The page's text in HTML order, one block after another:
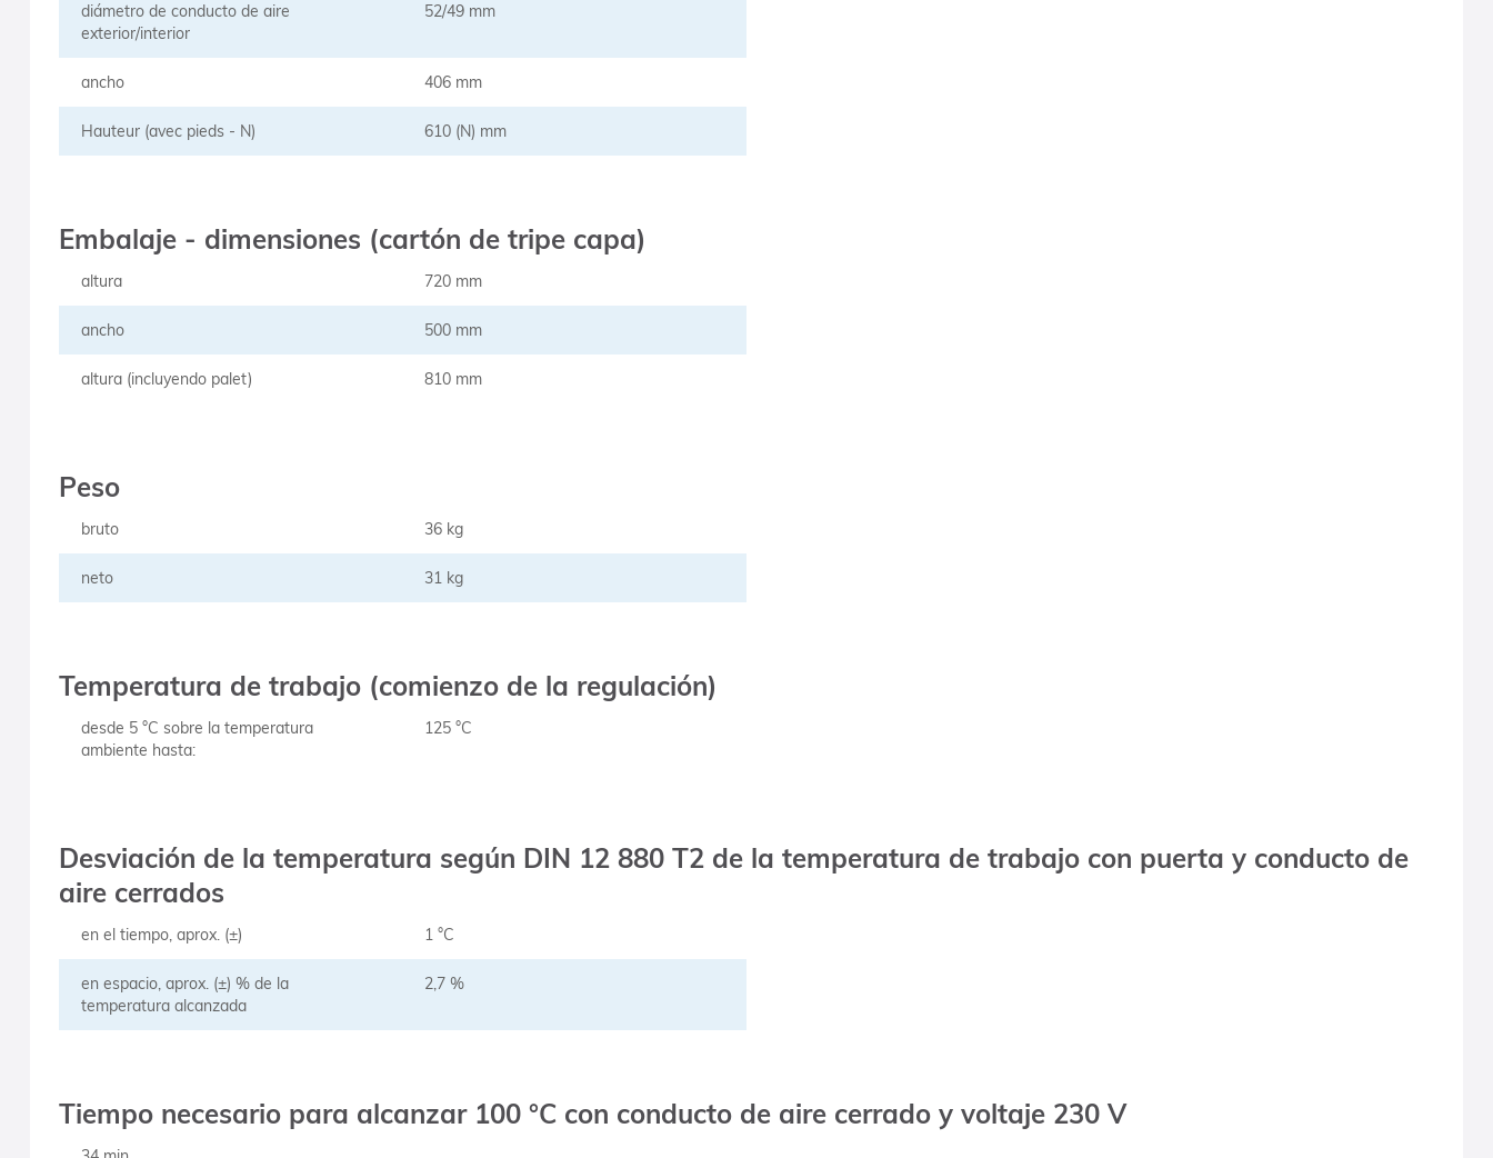
diámetro de conducto de aire
exterior/interior
52/49 mm
ancho 406 mm
Hauteur (avec pieds - N) 610 (N) mm
Embalaje - dimensiones (cartón de tripe capa)
altura 720 mm
ancho 500 mm
altura (incluyendo palet) 810 mm
Peso
bruto 36 kg
neto 31 kg
Temperatura de trabajo (comienzo de la regulación)
desde 5 °C sobre la temperatura
ambiente hasta:
125 °C
Desviación de la temperatura según DIN 12 880 T2 de la temperatura de trabajo con puerta y conducto de
aire cerrados
en el tiempo, aprox. (±) 1 °C
en espacio, aprox. (±) % de la
temperatura alcanzada
2,7 %
Tiempo necesario para alcanzar 100 °C con conducto de aire cerrado y voltaje 230 V